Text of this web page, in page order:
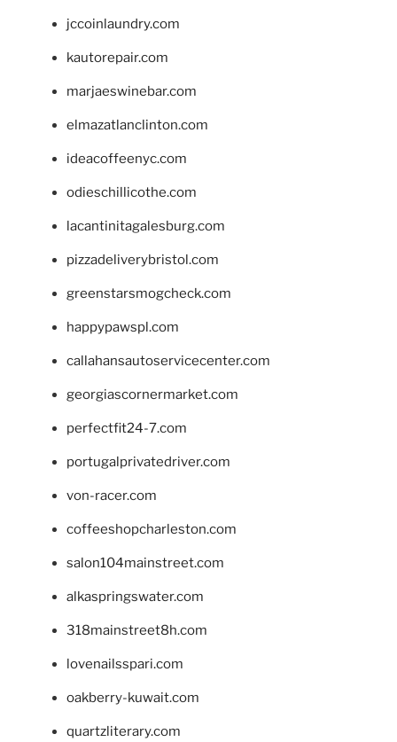
jccoinlaundry.com
kautorepair.com
marjaeswinebar.com
elmazatlanclinton.com
ideacoffeenyc.com
odieschillicothe.com
lacantinitagalesburg.com
pizzadeliverybristol.com
greenstarsmogcheck.com
happypawspl.com
callahansautoservicecenter.com
georgiascornermarket.com
perfectfit24-7.com
portugalprivatedriver.com
von-racer.com
coffeeshopcharleston.com
salon104mainstreet.com
alkaspringswater.com
318mainstreet8h.com
lovenailsspari.com
oakberry-kuwait.com
quartzliterary.com